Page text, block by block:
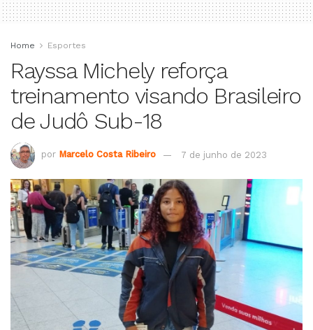
Home Esportes
Rayssa Michely reforça
treinamento visando Brasileiro
de Judô Sub-18
por Marcelo Costa Ribeiro 7 de junho de 2023